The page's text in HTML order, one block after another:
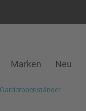
Marken Neu
Garderobenständer